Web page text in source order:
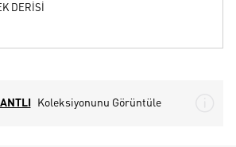
DERİSİ
Koleksiyonunu Görüntüle